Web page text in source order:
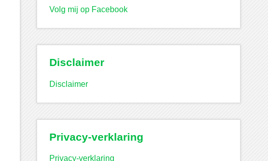
Volg mij op Facebook
Disclaimer
Disclaimer
Privacy-verklaring
Privacy-verklaring